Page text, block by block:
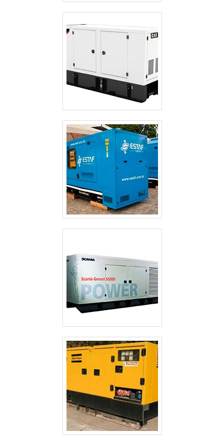
ALUGUEL DE GERADOR DE ENERGIA SP
ALUGUEL DE GERADOR DE ENERGIA PREÇO SÃO PAULO
ALUGUEL DE GERADOR DE ENERGIA PREÇO GUARULHOS
ALUGUEL DE GERADOR DE ENERGIA PARA FESTAS PREÇO SÃO PAULO
ALUGUEL DE GERADOR DE ENERGIA GUARULHOS
ALUGUEL DE GERADOR DE ENERGIA EM SÃO JOSE DOS CAMPOS
ALUGUEL DE GERADOR DE ENERGIA EM GUARULHOS
ALUGUEL DE GERADOR DE ENERGIA ELÉTRICA
ALUGUEL DE GERADOR DE ENERGIA DE PEQUENO PORTE
ALUGUEL DE GERADOR DE ENERGIA CAMPINAS
ALUGUEL DE GERADOR DE ENERGIA A DIESEL
ALUGUEL DE GERADOR DE ENERGIA A DIESEL SÃO PAULO
ALUGUEL DE GERADOR DE EMERGÊNCIA
ALUGUEL DE GERADOR DE EMERGÊNCIA GUARULHOS
ALUGUEL DE GERADOR 500 KVA
CABINES ACÚSTICAS PARA GERADORES
GERADOR TERMOELÉTRICO